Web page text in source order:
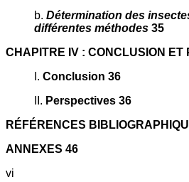
b. Détermination des
différentes méthodes 35
CHAPITRE IV : CONCLUSION ET
I. Conclusion 36
II. Perspectives 36
RÉFÉRENCES
ANNEXES 46
vi